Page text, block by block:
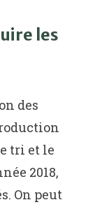
les
des
tri et le
2018,
On peut